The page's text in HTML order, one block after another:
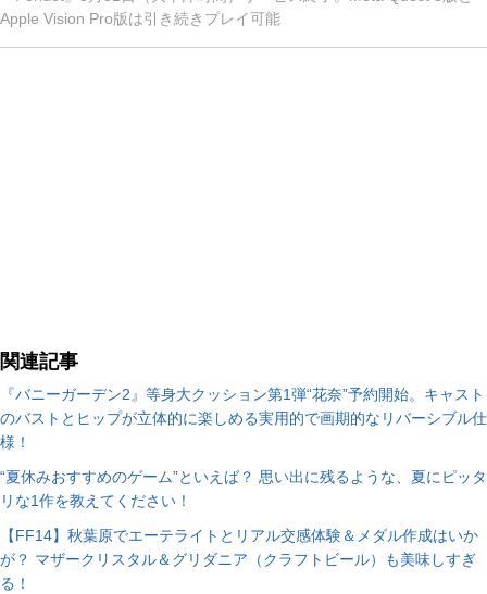
Apple Vision Pro版は引き続きプレイ可能
関連記事
『バニーガーデン2』等身大クッション第1弾“花奈”予約開始。キャスト
のバストとヒップが立体的に楽しめる実用的で画期的なリバーシブル仕
様！
“夏休みおすすめのゲーム”といえば？ 思い出に残るような、夏にピッタ
リな1作を教えてください！
【FF14】秋葉原でエーテライトとリアル交感体験＆メダル作成はいか
が？ マザークリスタル＆グリダニア（クラフトビール）も美味しすぎ
る！